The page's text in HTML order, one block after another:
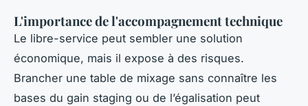
L'importance de l'accompagnement technique
Le libre-service peut sembler une solution
économique, mais il expose à des risques.
Brancher une table de mixage sans connaître les
bases du gain staging ou de l’égalisation peut